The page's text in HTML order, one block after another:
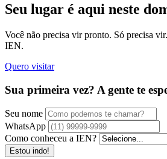
Seu lugar é aqui neste
Você não precisa vir pronto. Só precisa
IEN.
Quero visitar
Sua primeira vez? A gente te
Seu nome
WhatsApp
Como conheceu a IEN?
Estou indo!